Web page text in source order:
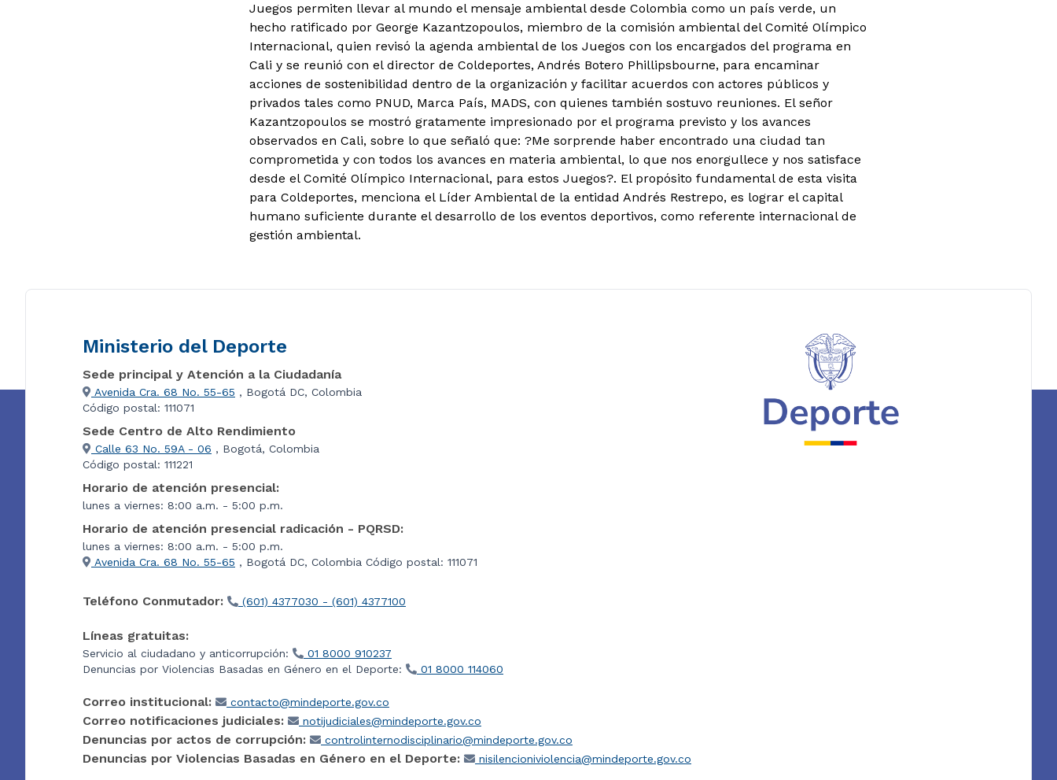
Juegos permiten llevar al mundo el mensaje ambiental desde Colombia como un país verde, un
hecho ratificado por George Kazantzopoulos, miembro de la comisión ambiental del Comité Olímpico
Internacional, quien revisó la agenda ambiental de los Juegos con los encargados del programa en
Cali y se reunió con el director de Coldeportes, Andrés Botero Phillipsbourne, para encaminar
acciones de sostenibilidad dentro de la organización y facilitar acuerdos con actores públicos y
privados tales como PNUD, Marca País, MADS, con quienes también sostuvo reuniones. El señor
Kazantzopoulos se mostró gratamente impresionado por el programa previsto y los avances
observados en Cali, sobre lo que señaló que: ?Me sorprende haber encontrado una ciudad tan
comprometida y con todos los avances en materia ambiental, lo que nos enorgullece y nos satisface
desde el Comité Olímpico Internacional, para estos Juegos?. El propósito fundamental de esta visita
para Coldeportes, menciona el Líder Ambiental de la entidad Andrés Restrepo, es lograr el capital
humano suficiente durante el desarrollo de los eventos deportivos, como referente internacional de
gestión ambiental.
Ministerio del Deporte
Sede principal y Atención a la Ciudadanía
Avenida Cra. 68 No. 55-65 , Bogotá DC, Colombia
Código postal: 111071
Sede Centro de Alto Rendimiento
Calle 63 No. 59A - 06 , Bogotá, Colombia
Código postal: 111221
Horario de atención presencial:
lunes a viernes: 8:00 a.m. - 5:00 p.m.
Horario de atención presencial radicación - PQRSD:
lunes a viernes: 8:00 a.m. - 5:00 p.m.
Avenida Cra. 68 No. 55-65 , Bogotá DC, Colombia Código postal: 111071
Teléfono Conmutador: (601) 4377030 - (601) 4377100
Líneas gratuitas:
Servicio al ciudadano y anticorrupción:
01 8000 910237
Denuncias por Violencias Basadas en Género en el Deporte:
01 8000 114060
Correo institucional: contacto@mindeporte.gov.co
Correo notificaciones judiciales: notijudiciales@mindeporte.gov.co
Denuncias por actos de corrupción: controlinternodisciplinario@mindeporte.gov.co
Denuncias por Violencias Basadas en Género en el Deporte: nisilencioniviolencia@mindeporte.gov.co